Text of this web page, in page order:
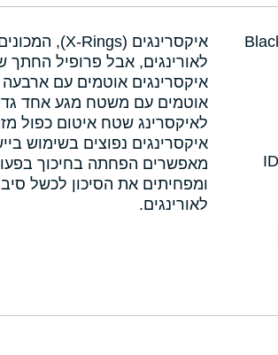
איקסרינגים אוטמים עם
אוטמים עם משטח מגע אחד
לאיקסרינג שטח איטום כפול
איקסרינגים נפוצים בשימוש
לאורינגים.